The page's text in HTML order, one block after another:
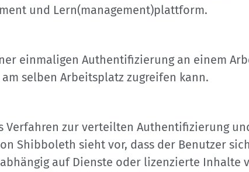
und Lern(management)plattform.
einmaligen Authentifizierung an einem
selben Arbeitsplatz zugreifen kann.
Verfahren zur verteilten Authentifizierung
Shibboleth sieht vor, dass der Benutzer
auf Dienste oder lizenzierte Inhalte